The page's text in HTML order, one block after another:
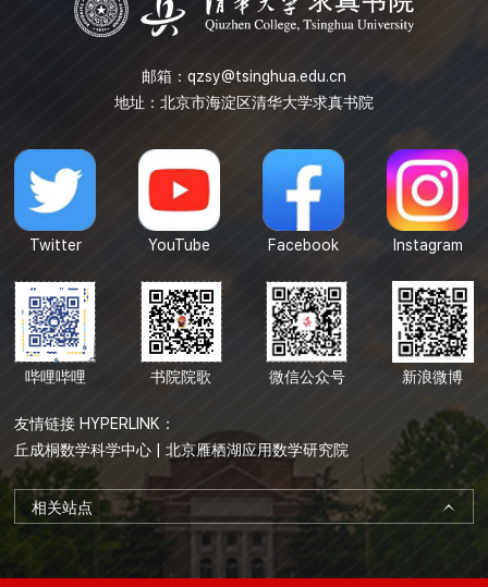
邮箱： qzsy@tsinghua.edu.cn
地址：北京市海淀区清华大学求真书院
Twitter YouTube Facebook Instagram
哔哩哔哩 书院院歌 微信公众号 新浪微博
友情链接 HYPERLINK：
丘成桐数学科学中心 |北京雁栖湖应用数学研究院
相关站点